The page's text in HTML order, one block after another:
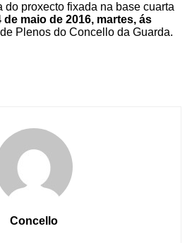
do proxecto fixada na base cuarta
de maio de 2016, martes, ás
Plenos do Concello da Guarda.
Concello